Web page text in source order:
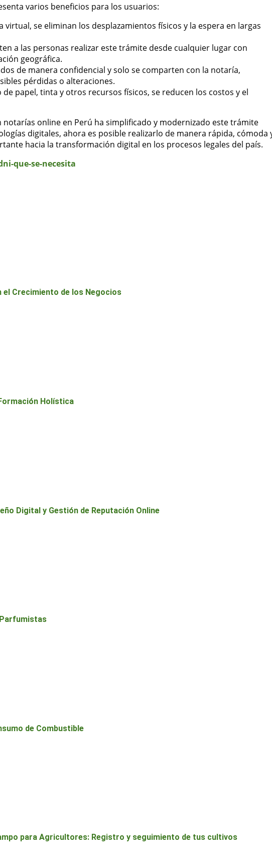
varios beneficios para los usuarios:
virtual, se eliminan los desplazamientos físicos y la espera en largas
a las personas realizar este trámite desde cualquier lugar con
geográfica.
de manera confidencial y solo se comparten con la notaría,
pérdidas o alteraciones.
de papel, tinta y otros recursos físicos, se reducen los costos y el
notarías online en Perú ha simplificado y modernizado este trámite
digitales, ahora es posible realizarlo de manera rápida, cómoda
hacia la transformación digital en los procesos legales del país.
que-se-necesita
Crecimiento de los Negocios
Holística
Digital y Gestión de Reputación Online
de Combustible
para Agricultores: Registro y seguimiento de tus cultivos